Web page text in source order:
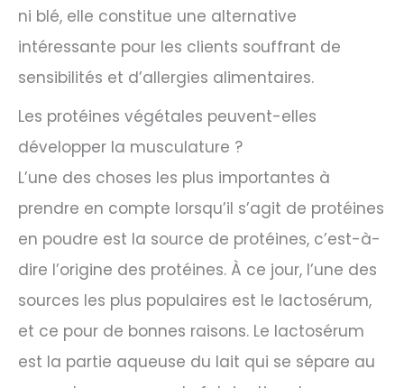
ni blé, elle constitue une alternative
intéressante pour les clients souffrant de
sensibilités et d’allergies alimentaires.
Les protéines végétales peuvent-elles
développer la musculature ?
L’une des choses les plus importantes à
prendre en compte lorsqu’il s’agit de protéines
en poudre est la source de protéines, c’est-à-
dire l’origine des protéines. À ce jour, l’une des
sources les plus populaires est le lactosérum,
et ce pour de bonnes raisons. Le lactosérum
est la partie aqueuse du lait qui se sépare au